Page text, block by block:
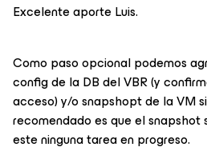
Excelente aporte Luis.
Como paso opcional podemos
config de la DB del VBR (y
acceso) y/o snapshopt de la VM
recomendado es que el snapshot
este ninguna tarea en progreso.